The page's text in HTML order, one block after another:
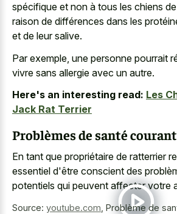
spécifique et non à tous les chiens
raison de différences dans les
et de leur salive.
Par exemple, une personne pourrait
vivre sans allergie avec un autre.
Here's an interesting read: Les
Jack Rat Terrier
Problèmes de santé
En tant que propriétaire de ratterrier
essentiel d'être conscient des
potentiels qui peuvent affecter votre
Source: youtube.com Problème de